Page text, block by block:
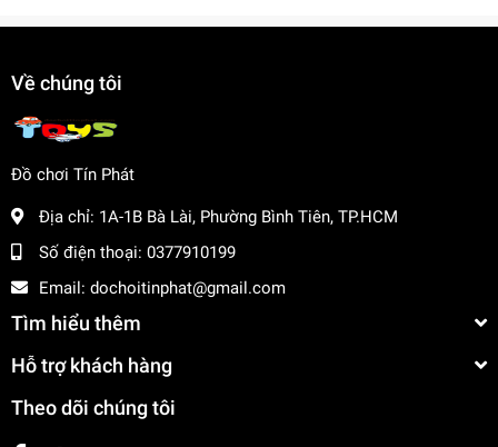
Về chúng tôi
Đồ chơi Tín Phát
Địa chỉ: 1A-1B Bà Lài, Phường Bình Tiên, TP.HCM
Số điện thoại: 0377910199
Email: dochoitinphat@gmail.com
Tìm hiểu thêm
Hỗ trợ khách hàng
Theo dõi chúng tôi